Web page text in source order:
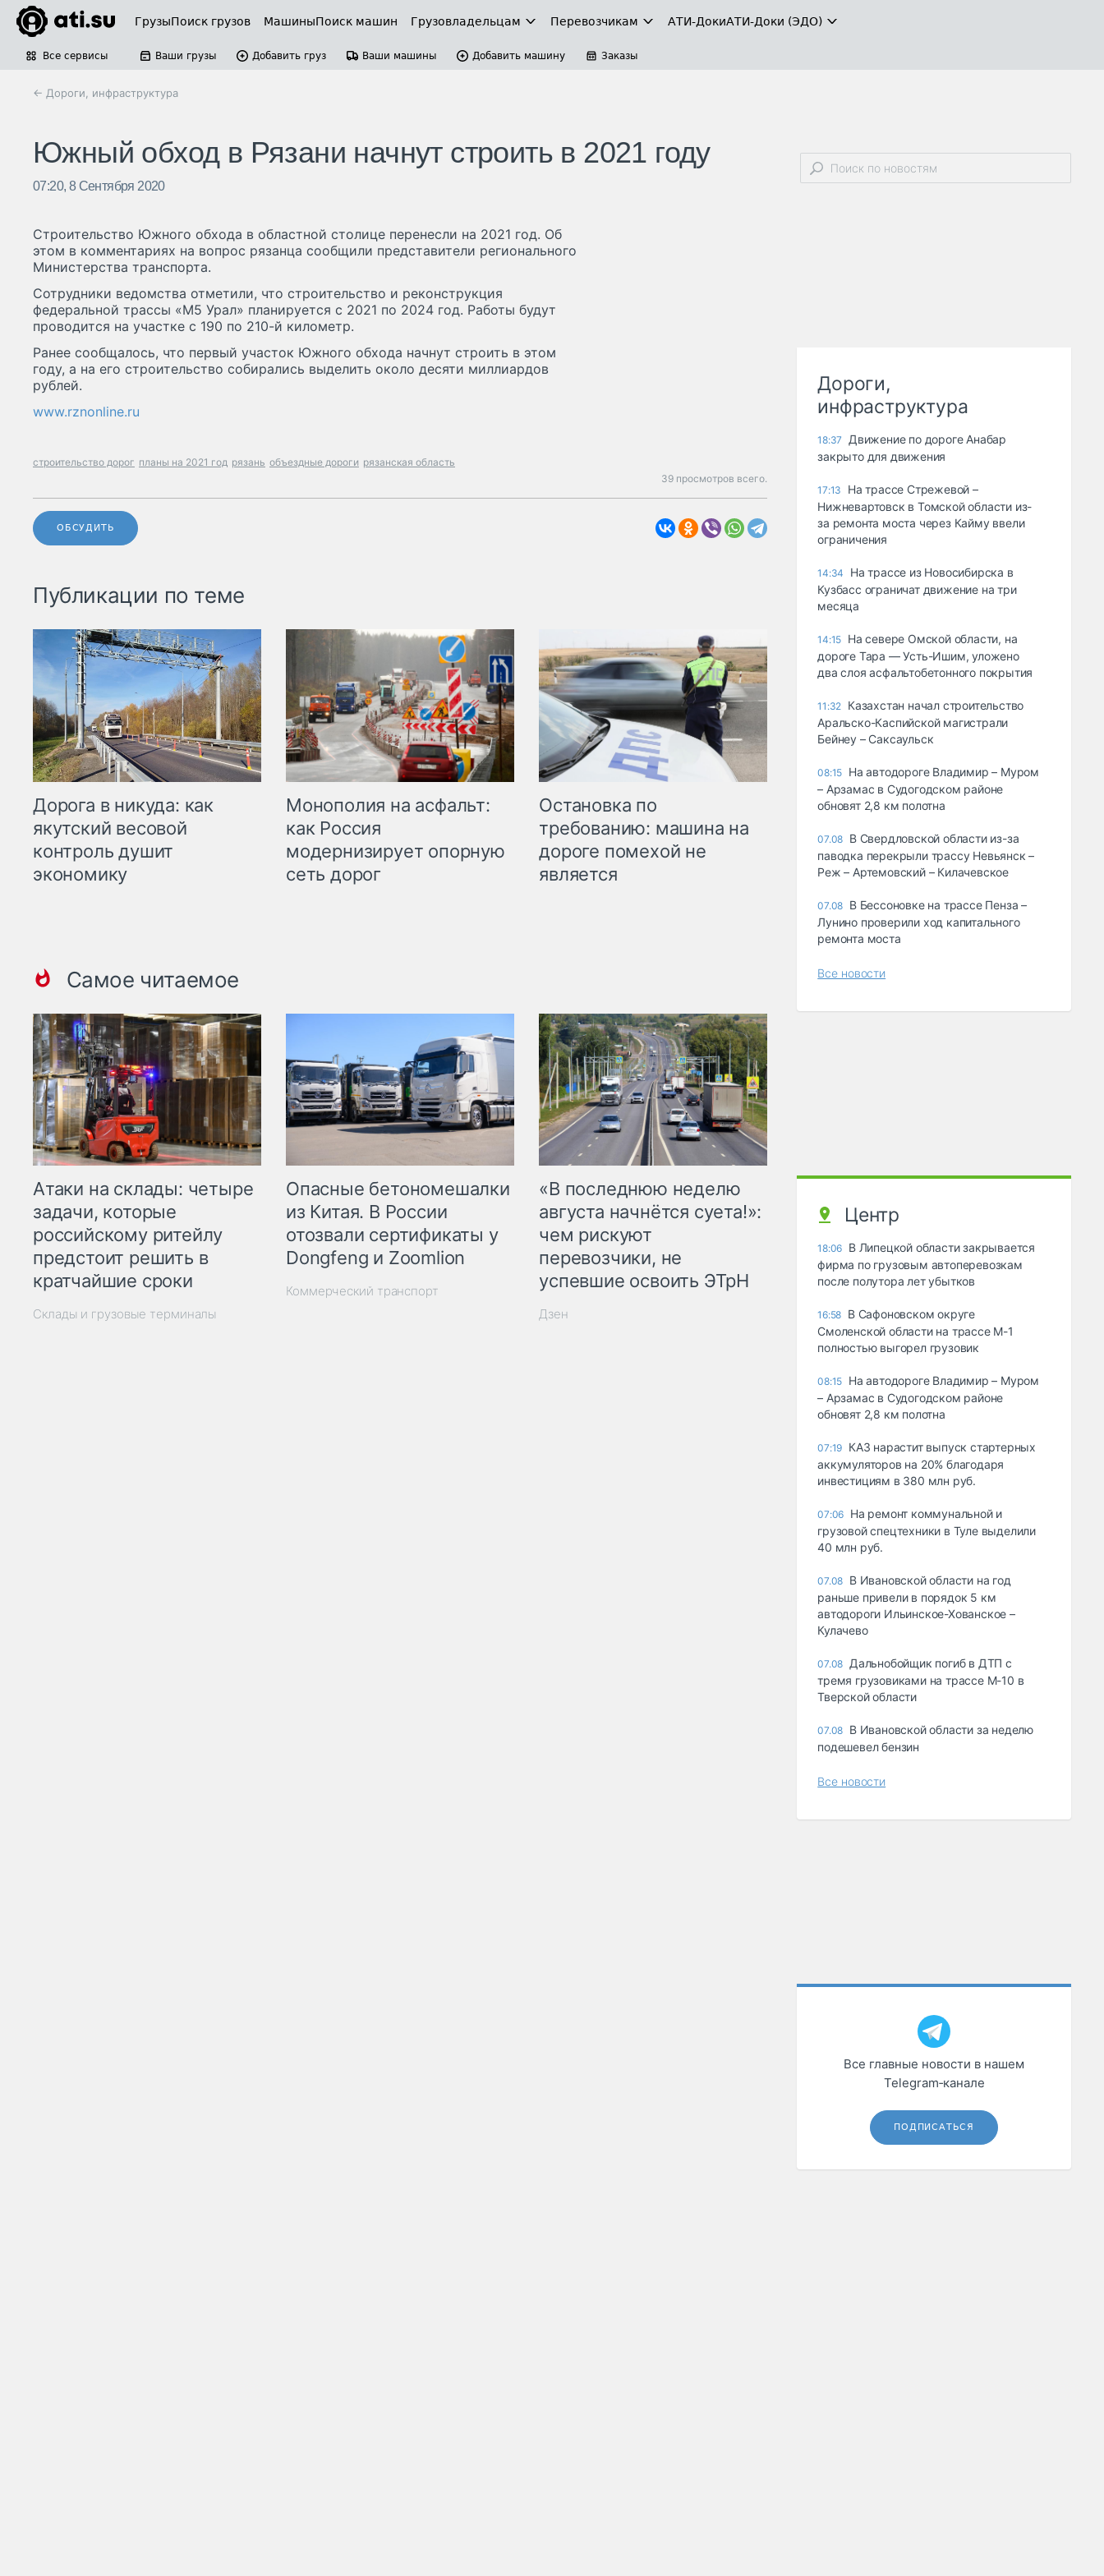
ГрузыПоиск грузов МашиныПоиск машин Грузовладельцам Перевозчикам АТИ-ДокиАТИ-Доки (ЭДО)
Все сервисы Ваши грузы Добавить груз Ваши машины Добавить машину Заказы
← Дороги, инфраструктура
Южный обход в Рязани начнут строить в 2021 году
07:20, 8 Сентября 2020
Строительство Южного обхода в областной столице перенесли на 2021 год. Об
этом в комментариях на вопрос рязанца сообщили представители регионального
Министерства транспорта.
Сотрудники ведомства отметили, что строительство и реконструкция
федеральной трассы «М5 Урал» планируется с 2021 по 2024 год. Работы будут
проводится на участке с 190 по 210-й километр.
Ранее сообщалось, что первый участок Южного обхода начнут строить в этом
году, а на его строительство собирались выделить около десяти миллиардов
рублей.
www.rznonline.ru
строительство дорог планы на 2021 год рязань объездные дороги рязанская область
39 просмотров всего.
ОБСУДИТЬ
Публикации по теме
Дорога в никуда: как
якутский весовой
контроль душит
экономику
Монополия на асфальт:
как Россия
модернизирует опорную
сеть дорог
Остановка по
требованию: машина на
дороге помехой не
является
Самое читаемое
Атаки на склады: четыре
задачи, которые
российскому ритейлу
предстоит решить в
кратчайшие сроки
Склады и грузовые терминалы
Опасные бетономешалки
из Китая. В России
отозвали сертификаты у
Dongfeng и Zoomlion
Коммерческий транспорт
«В последнюю неделю
августа начнётся суета!»:
чем рискуют
перевозчики, не
успевшие освоить ЭТрН
Дзен
Дороги,
инфраструктура
18:37
Движение по дороге Анабар
закрыто для движения
17:13
На трассе Стрежевой –
Нижневартовск в Томской области из-
за ремонта моста через Кайму ввели
ограничения
14:34
На трассе из Новосибирска в
Кузбасс ограничат движение на три
месяца
14:15 На севере Омской области, на
дороге Тара — Усть-Ишим, уложено
два слоя асфальтобетонного покрытия
11:32 Казахстан начал строительство
Аральско-Каспийской магистрали
Бейнеу – Саксаульск
08:15 На автодороге Владимир – Муром
– Арзамас в Судогодском районе
обновят 2,8 км полотна
07.08 В Свердловской области из-за
паводка перекрыли трассу Невьянск –
Реж – Артемовский – Килачевское
07.08 В Бессоновке на трассе Пенза –
Лунино проверили ход капитального
ремонта моста
Все новости
Центр
18:06 В Липецкой области закрывается
фирма по грузовым автоперевозкам
после полутора лет убытков
16:58 В Сафоновском округе
Смоленской области на трассе М-1
полностью выгорел грузовик
08:15 На автодороге Владимир – Муром
– Арзамас в Судогодском районе
обновят 2,8 км полотна
07:19 КАЗ нарастит выпуск стартерных
аккумуляторов на 20% благодаря
инвестициям в 380 млн руб.
07:06 На ремонт коммунальной и
грузовой спецтехники в Туле выделили
40 млн руб.
07.08 В Ивановской области на год
раньше привели в порядок 5 км
автодороги Ильинское-Хованское –
Кулачево
07.08 Дальнобойщик погиб в ДТП с
тремя грузовиками на трассе М-10 в
Тверской области
07.08 В Ивановской области за неделю
подешевел бензин
Все новости
Все главные новости в нашем
Telegram‑канале
ПОДПИСАТЬСЯ